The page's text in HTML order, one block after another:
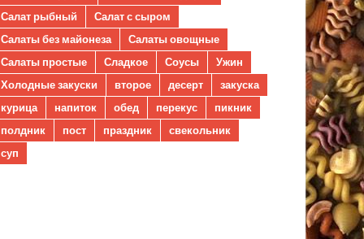
Салат рыбный
Салат с сыром
Салаты без майонеза
Салаты овощные
Салаты простые
Сладкое Соусы
Ужин
Холодные закуски
второе десерт
закуска
курица
напиток обед перекус
пикник
полдник
пост праздник
свекольник
суп